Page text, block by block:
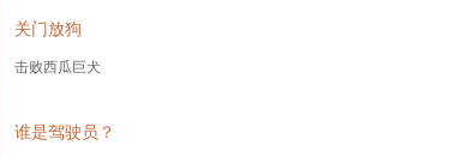
关门放狗
击败西瓜巨犬
谁是驾驶员？